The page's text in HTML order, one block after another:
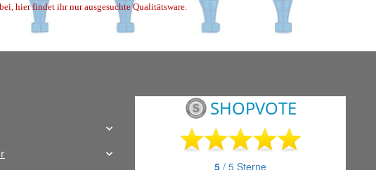
hier findet ihr nur ausgesuchte Qualitätsware.